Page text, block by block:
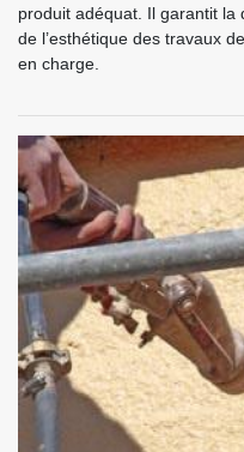
produit adéquat. Il garantit la
de l’esthétique des travaux
en charge.